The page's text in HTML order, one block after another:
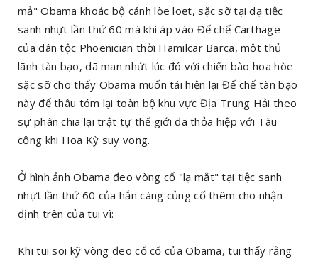
mả" Obama khoác bộ cánh lòe loẹt, sặc sỡ tại dạ tiệc
sanh nhựt lần thứ 60 mà khi áp vào Đế chế Carthage
của dân tộc Phoenician thời Hamilcar Barca, một thủ
lãnh tàn bạo, dã man nhứt lúc đó với chiến bào hoa hòe
sặc sỡ cho thấy Obama muốn tái hiện lại Đế chế tàn bạo
này để thâu tóm lại toàn bộ khu vực Địa Trung Hải theo
sự phân chia lại trật tự thế giới đã thỏa hiệp với Tàu
cộng khi Hoa Kỳ suy vong.
Ở hình ảnh Obama đeo vòng cổ "lạ mắt" tại tiệc sanh
nhựt lần thứ 60 của hắn càng củng cố thêm cho nhận
định trên của tui vì:
Khi tui soi kỹ vòng đeo cổ cổ của Obama, tui thấy rằng